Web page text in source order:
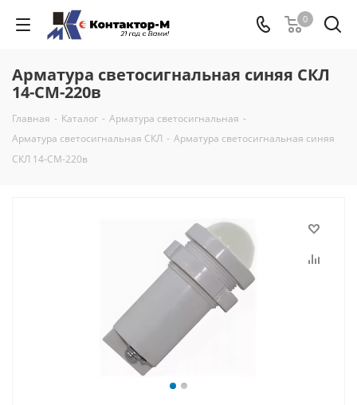
0
Арматура светосигнальная синяя СКЛ
14-СМ-220в
Главная - Каталог - Арматура светосигнальная -
Арматура светосигнальная СКЛ - Арматура светосигнальная синяя
СКЛ 14-СМ-220в